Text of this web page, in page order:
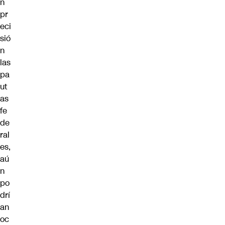
pr
eci
sió
n
las
pa
ut
as
fe
de
ral
es,
aú
n
po
drí
an
oc